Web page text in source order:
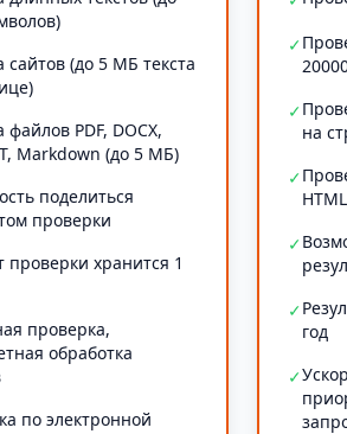
сайтов (до 5 МБ текста
файлов PDF, DOCX,
Markdown (до 5 МБ)
поделиться
проверки
проверки хранится 1
проверка,
обработка
по электронной
✓
✓
на
✓
✓
✓
год
✓